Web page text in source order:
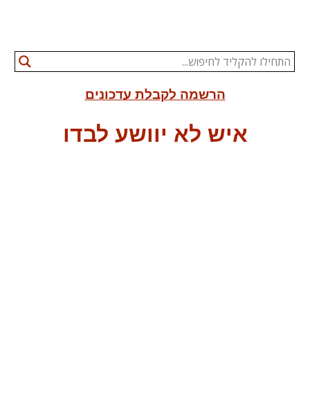
הרשמה לקבלת עדכונים
איש לא יוושע לבדו